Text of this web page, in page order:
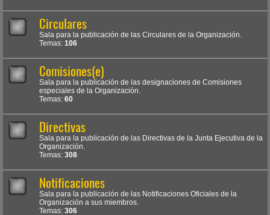
Circulares
Sala para la publicación de las Circulares de la Organización.
Temas: 106
Comisiones(e)
Sala para la publicación de las designaciones de Comisiones
especiales de la Organización.
Temas: 60
Directivas
Sala para la publicación de las Directivas de la Junta Ejecutiva de la
Organización.
Temas: 308
Notificaciones
Sala para la publicación de las Notificaciones Oficiales de la
Organización a sus miembros.
Temas: 306